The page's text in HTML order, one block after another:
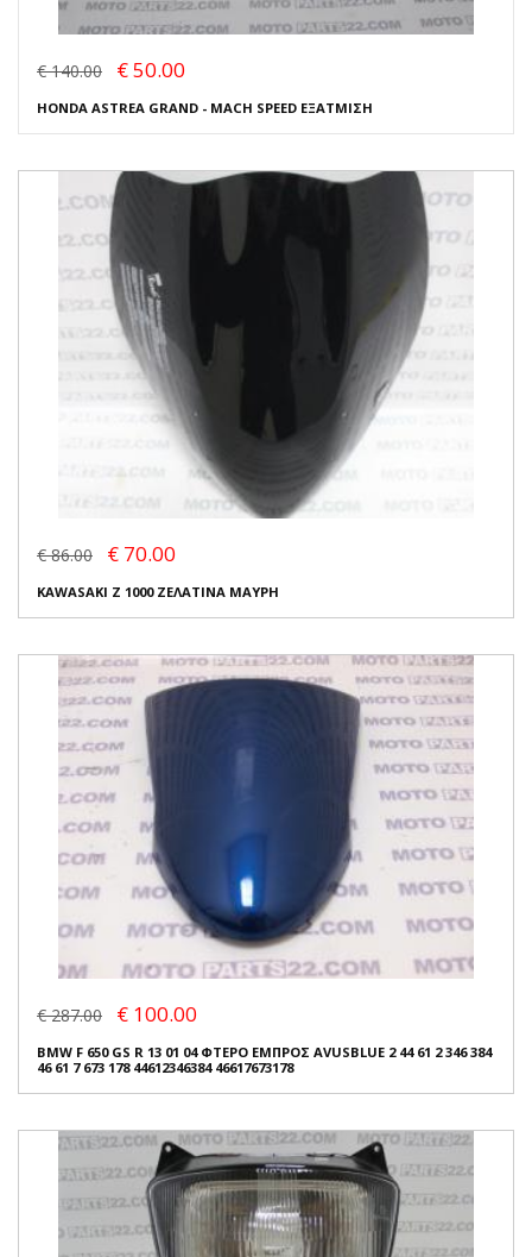
€ 140.00 € 50.00
HONDA ASTREA GRAND - MACH SPEED ΕΞΑΤΜΙΣΗ
€ 86.00 € 70.00
KAWASAKI Z 1000 ΖΕΛΑΤΙΝΑ ΜΑΥΡΗ
€ 287.00 € 100.00
BMW F 650 GS R 13 01 04 ΦΤΕΡΟ ΕΜΠΡΟΣ AVUSBLUE 2 44 61 2 346 384
46 61 7 673 178 44612346384 46617673178